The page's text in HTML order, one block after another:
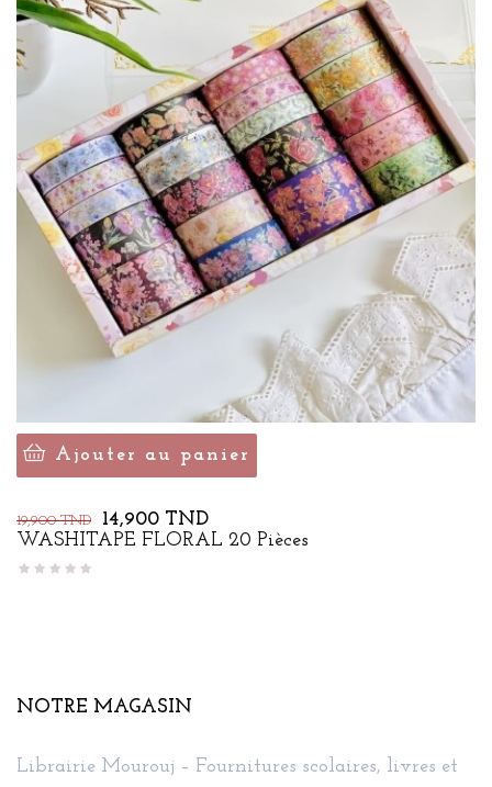
Ajouter au panier
Prix
de
19,900 TND Prix
14,900 TND
WASHITAPE FLORAL 20 Pièces
NOTRE MAGASIN
Librairie Mourouj – Fournitures scolaires, livres et